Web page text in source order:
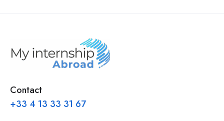
Contact
+33 4 13 33 31 67